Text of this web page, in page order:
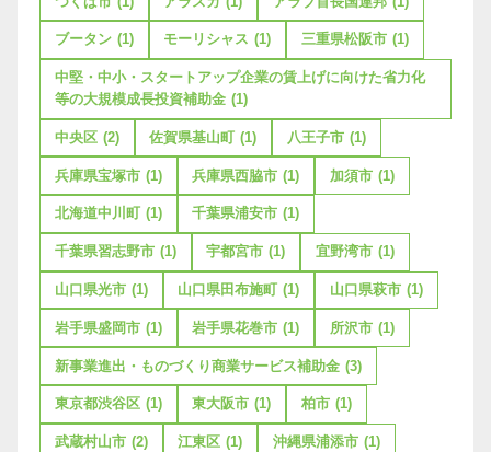
ブータン (1) モーリシャス (1) 三重県松阪市 (1)
中堅・中小・スタートアップ企業の賃上げに向けた省力化
等の大規模成長投資補助金 (1)
中央区 (2) 佐賀県基山町 (1) 八王子市 (1)
兵庫県宝塚市 (1) 兵庫県西脇市 (1) 加須市 (1)
北海道中川町 (1) 千葉県浦安市 (1)
千葉県習志野市 (1) 宇都宮市 (1) 宜野湾市 (1)
山口県光市 (1) 山口県田布施町 (1) 山口県萩市 (1)
岩手県盛岡市 (1) 岩手県花巻市 (1) 所沢市 (1)
新事業進出・ものづくり商業サービス補助金 (3)
東京都渋谷区 (1) 東大阪市 (1) 柏市 (1)
武蔵村山市 (2) 江東区 (1) 沖縄県浦添市 (1)